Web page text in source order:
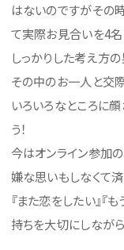
はないのですがその
て実際お見合いを4名
しっかりした考え方
その中のお一人と交
いろいろなところに
う！
今はオンライン参加
嫌な思いもしなくて
『また恋をしたい』
持ちを大切にしながら